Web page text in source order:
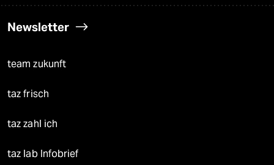
Newsletter
team zukunft
taz frisch
taz zahl ich
taz lab Infobrief